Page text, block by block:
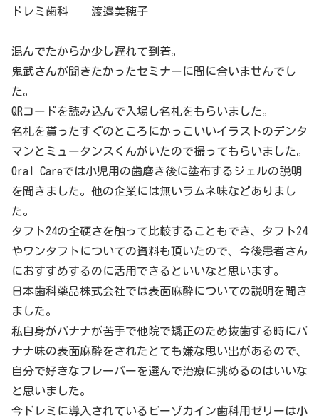
ドレミ歯科 渡邉美穂子
混んでたからか少し遅れて到着。
鬼武さんが聞きたかったセミナーに間に合いませんでし
た。
QRコードを読み込んで入場し名札をもらいました。
名札を貰ったすぐのところにかっこいいイラストのデンタ
マンとミュータンスくんがいたので撮ってもらいました。
Oral Careでは小児用の歯磨き後に塗布するジェルの説明
を聞きました。他の企業には無いラムネ味などありまし
た。
タフト24の全硬さを触って比較することもでき、タフト24
やワンタフトについての資料も頂いたので、今後患者さん
におすすめするのに活用できるといいなと思います。
日本歯科薬品株式会社では表面麻酔についての説明を聞き
ました。
私自身がバナナが苦手で他院で矯正のため抜歯する時にバ
ナナ味の表面麻酔をされたとても嫌な思い出があるので、
自分で好きなフレーバーを選んで治療に挑めるのはいいな
と思いました。
今ドレミに導入されているビーゾカイン歯科用ゼリーは小